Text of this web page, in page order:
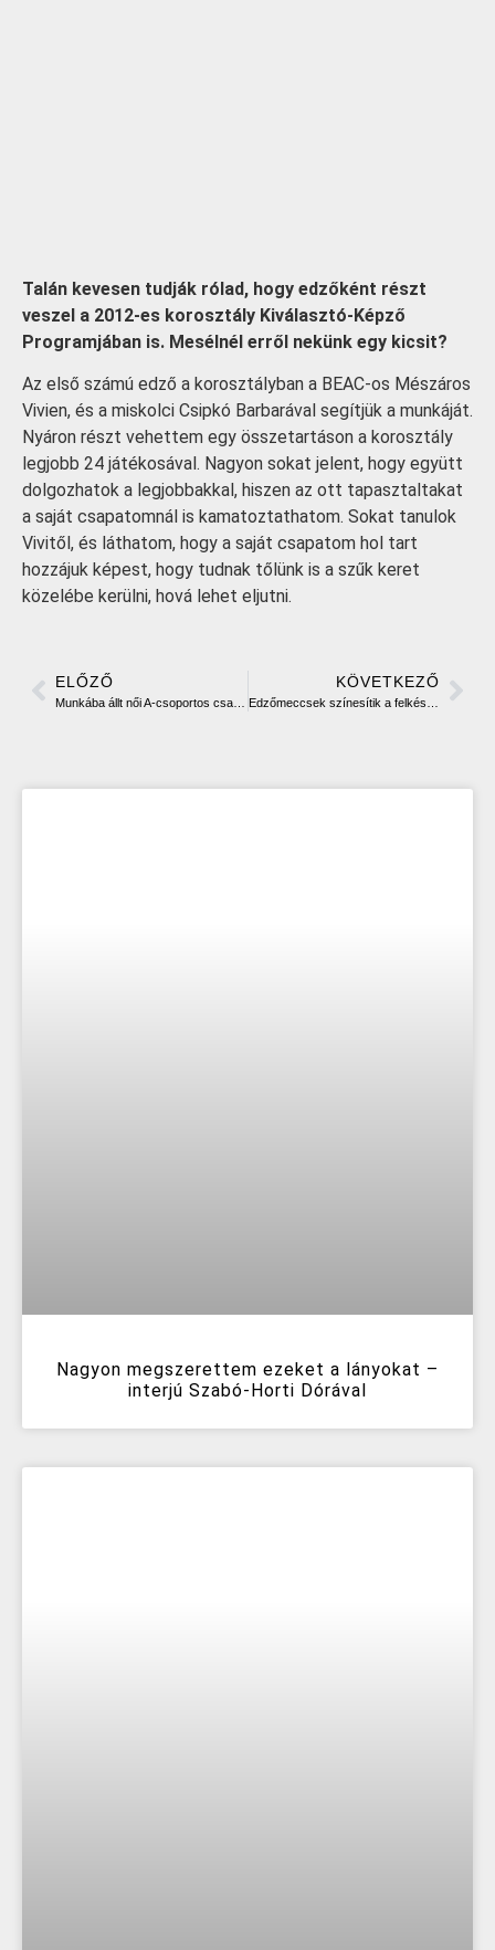
Talán kevesen tudják rólad, hogy edzőként részt
veszel a 2012-es korosztály Kiválasztó-Képző
Programjában is. Mesélnél erről nekünk egy kicsit?
Az első számú edző a korosztályban a BEAC-os Mészáros
Vivien, és a miskolci Csipkó Barbarával segítjük a munkáját.
Nyáron részt vehettem egy összetartáson a korosztály
legjobb 24 játékosával. Nagyon sokat jelent, hogy együtt
dolgozhatok a legjobbakkal, hiszen az ott tapasztaltakat
a saját csapatomnál is kamatoztathatom. Sokat tanulok
Vivitől, és láthatom, hogy a saját csapatom hol tart
hozzájuk képest, hogy tudnak tőlünk is a szűk keret
közelébe kerülni, hová lehet eljutni.
ELŐZŐ KÖVETKEZŐ
Nagyon megszerettem ezeket a lányokat –
interjú Szabó-Horti Dórával